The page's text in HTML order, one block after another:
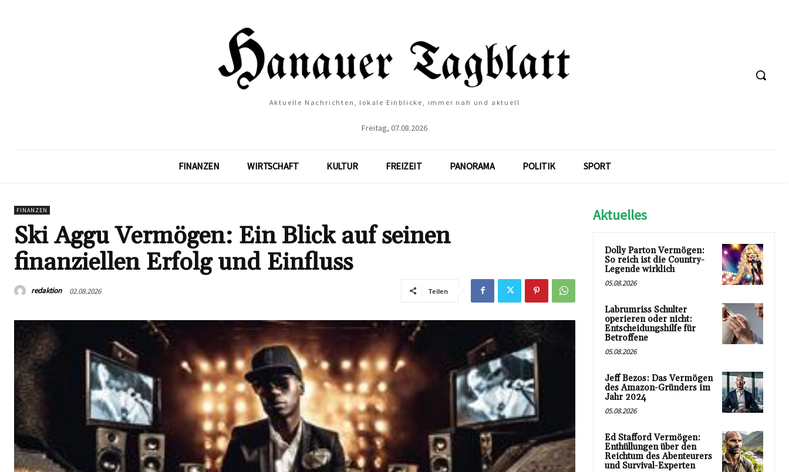
Aktuelle Nachrichten, lokale Einblicke, immer nah und aktuell
Freitag, 07.08.2026
FINANZEN WIRTSCHAFT KULTUR FREIZEIT PANORAMA POLITIK SPORT
FINANZEN
Ski Aggu Vermögen: Ein Blick auf seinen
finanziellen Erfolg und Einfluss
redaktion 02.08.2026 Teilen
Aktuelles
Dolly Parton Vermögen:
So reich ist die Country-
Legende wirklich
05.08.2026
Labrumriss Schulter
operieren oder nicht:
Entscheidungshilfe für
Betroffene
05.08.2026
Jeff Bezos: Das Vermögen
des Amazon-Gründers im
Jahr 2024
05.08.2026
Ed Stafford Vermögen:
Enthüllungen über den
Reichtum des Abenteurers
und Survival-Experten